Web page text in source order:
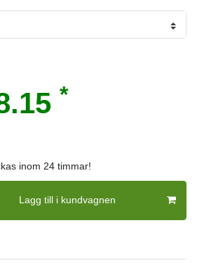
*
inom 24 timmar!
Lagg till i kundvagnen